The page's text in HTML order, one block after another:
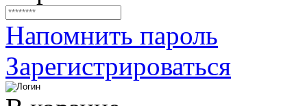
Напомнить пароль
Зарегистрироваться